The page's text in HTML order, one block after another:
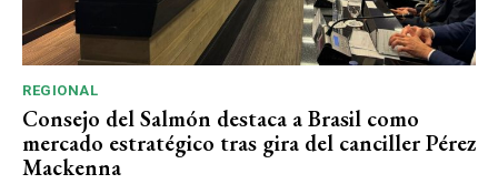
REGIONAL
Consejo del Salmón destaca a Brasil como
mercado estratégico tras gira del canciller Pérez
Mackenna